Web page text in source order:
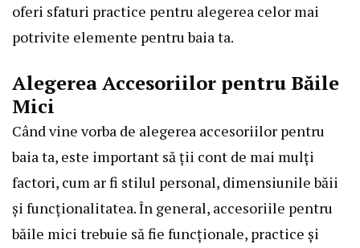
oferi sfaturi practice pentru alegerea celor mai
potrivite elemente pentru baia ta.
Alegerea Accesoriilor pentru Băile
Mici
Când vine vorba de alegerea accesoriilor pentru
baia ta, este important să ții cont de mai mulți
factori, cum ar fi stilul personal, dimensiunile băii
și funcționalitatea. În general, accesoriile pentru
băile mici trebuie să fie funcționale, practice și